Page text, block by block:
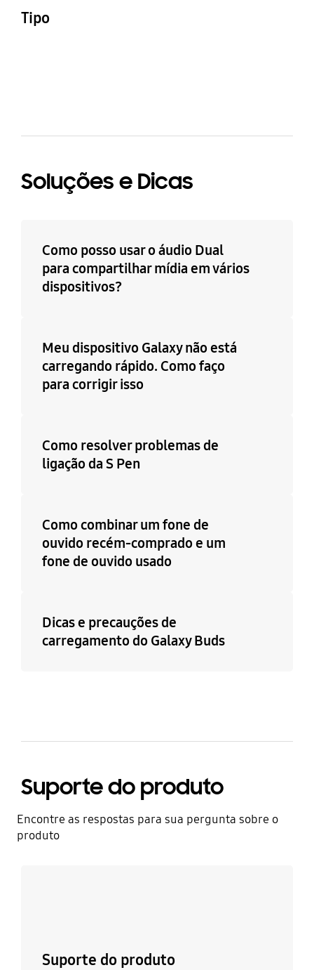
Tipo
Soluções e Dicas
Como posso usar o áudio Dual
para compartilhar mídia em vários
dispositivos?
Meu dispositivo Galaxy não está
carregando rápido. Como faço
para corrigir isso
Como resolver problemas de
ligação da S Pen
Como combinar um fone de
ouvido recém-comprado e um
fone de ouvido usado
Dicas e precauções de
carregamento do Galaxy Buds
Suporte do produto
Encontre as respostas para sua pergunta sobre o
produto
Suporte do produto